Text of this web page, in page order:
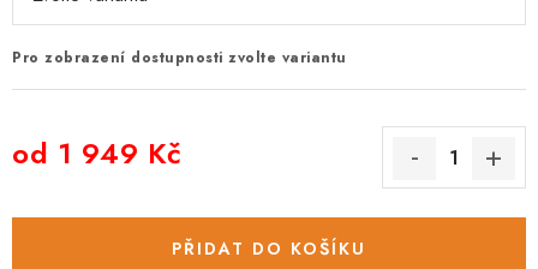
Pro zobrazení dostupnosti zvolte variantu
od 1 949 Kč
PŘIDAT DO KOŠÍKU